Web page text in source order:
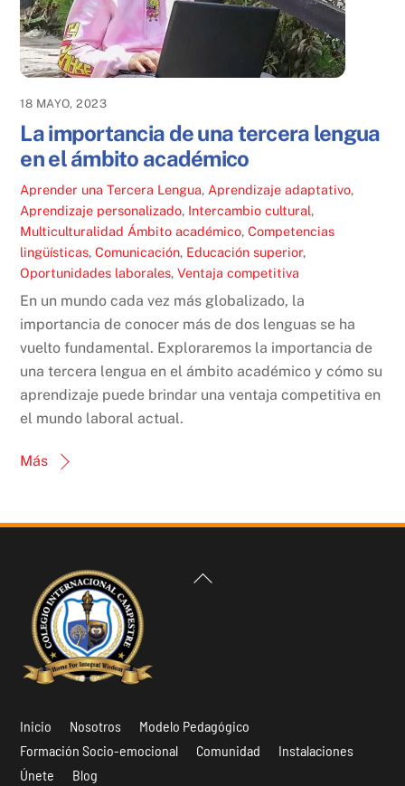
18 MAYO, 2023
La importancia de una tercera lengua
en el ámbito académico
Aprender una Tercera Lengua, Aprendizaje adaptativo,
Aprendizaje personalizado, Intercambio cultural,
Multiculturalidad Ámbito académico,Competencias
lingüísticas,Comunicación, Educación superior,
Oportunidades laborales,Ventaja competitiva
En un mundo cada vez más globalizado, la
importancia de conocer más de dos lenguas se ha
vuelto fundamental. Exploraremos la importancia de
una tercera lengua en el ámbito académico y cómo su
aprendizaje puede brindar una ventaja competitiva en
el mundo laboral actual.
Más
Back
Inicio Nosotros
Modelo Pedagógico
Formación Socio-emocional
Comunidad
Instalaciones
Únete
Blog